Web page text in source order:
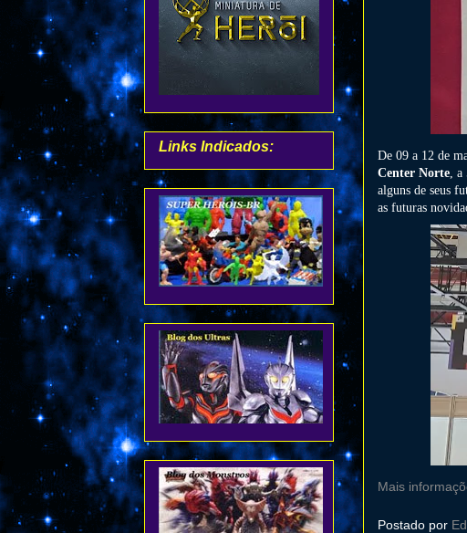
De 09 a 12 de
Center Norte ,
alguns de seus
as futuras
Mais
Postado por
Links Indicados: